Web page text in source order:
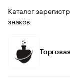
Каталог
знаков